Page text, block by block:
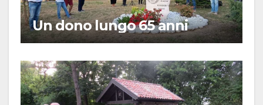
Un dono lungo 65 anni